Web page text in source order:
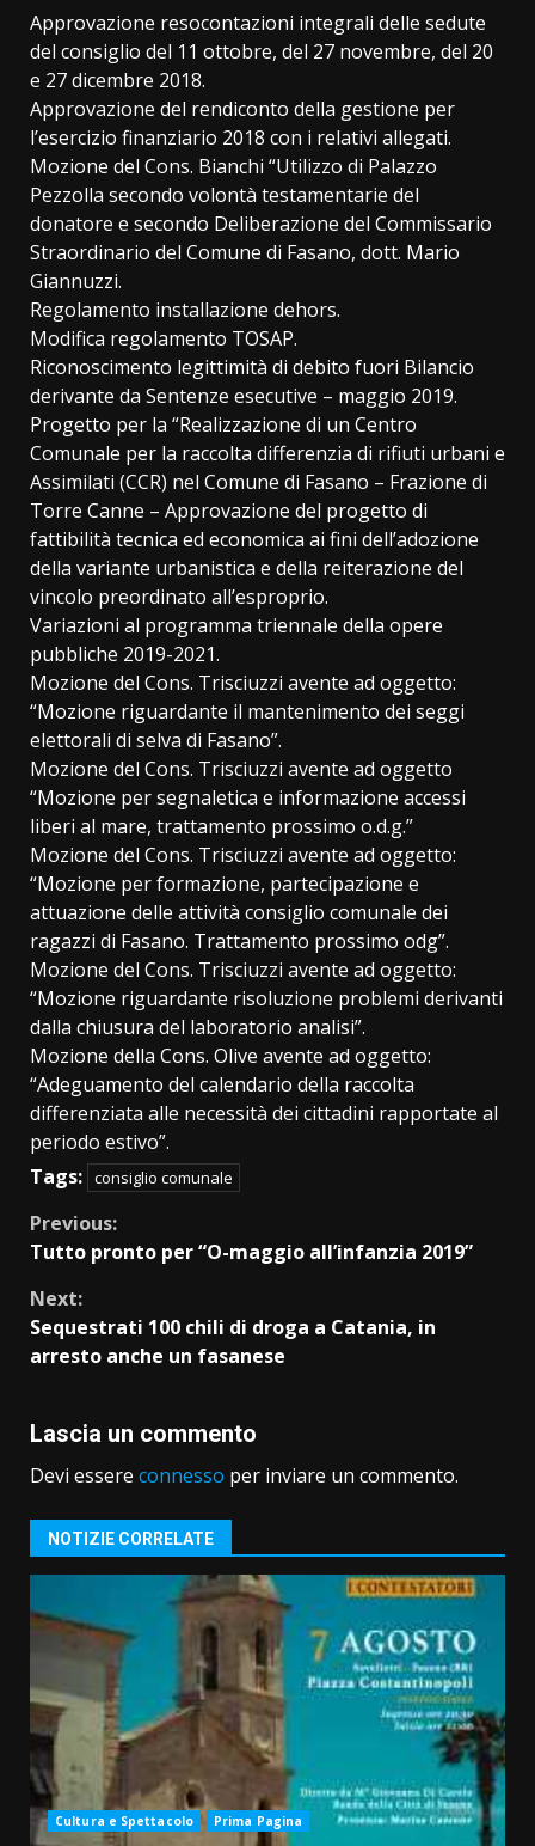
Approvazione resocontazioni integrali delle sedute
del consiglio del 11 ottobre, del 27 novembre, del 20
e 27 dicembre 2018.
Approvazione del rendiconto della gestione per
l’esercizio finanziario 2018 con i relativi allegati.
Mozione del Cons. Bianchi “Utilizzo di Palazzo
Pezzolla secondo volontà testamentarie del
donatore e secondo Deliberazione del Commissario
Straordinario del Comune di Fasano, dott. Mario
Giannuzzi.
Regolamento installazione dehors.
Modifica regolamento TOSAP.
Riconoscimento legittimità di debito fuori Bilancio
derivante da Sentenze esecutive – maggio 2019.
Progetto per la “Realizzazione di un Centro
Comunale per la raccolta differenzia di rifiuti urbani e
Assimilati (CCR) nel Comune di Fasano – Frazione di
Torre Canne – Approvazione del progetto di
fattibilità tecnica ed economica ai fini dell’adozione
della variante urbanistica e della reiterazione del
vincolo preordinato all’esproprio.
Variazioni al programma triennale della opere
pubbliche 2019-2021.
Mozione del Cons. Trisciuzzi avente ad oggetto:
“Mozione riguardante il mantenimento dei seggi
elettorali di selva di Fasano”.
Mozione del Cons. Trisciuzzi avente ad oggetto
“Mozione per segnaletica e informazione accessi
liberi al mare, trattamento prossimo o.d.g.”
Mozione del Cons. Trisciuzzi avente ad oggetto:
“Mozione per formazione, partecipazione e
attuazione delle attività consiglio comunale dei
ragazzi di Fasano. Trattamento prossimo odg”.
Mozione del Cons. Trisciuzzi avente ad oggetto:
“Mozione riguardante risoluzione problemi derivanti
dalla chiusura del laboratorio analisi”.
Mozione della Cons. Olive avente ad oggetto:
“Adeguamento del calendario della raccolta
differenziata alle necessità dei cittadini rapportate al
periodo estivo”.
Tags: consiglio comunale
Continue
Reading
Previous:
Tutto pronto per “O-maggio all’infanzia 2019”
Next:
Sequestrati 100 chili di droga a Catania, in
arresto anche un fasanese
Lascia un commento
Devi essere connesso per inviare un commento.
NOTIZIE CORRELATE
Cultura e Spettacolo Prima Pagina